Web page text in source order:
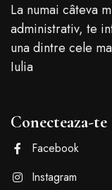
La numai câteva
administrativ, te
una dintre cele
Iulia
Conecteaza-te
Facebook
Instagram